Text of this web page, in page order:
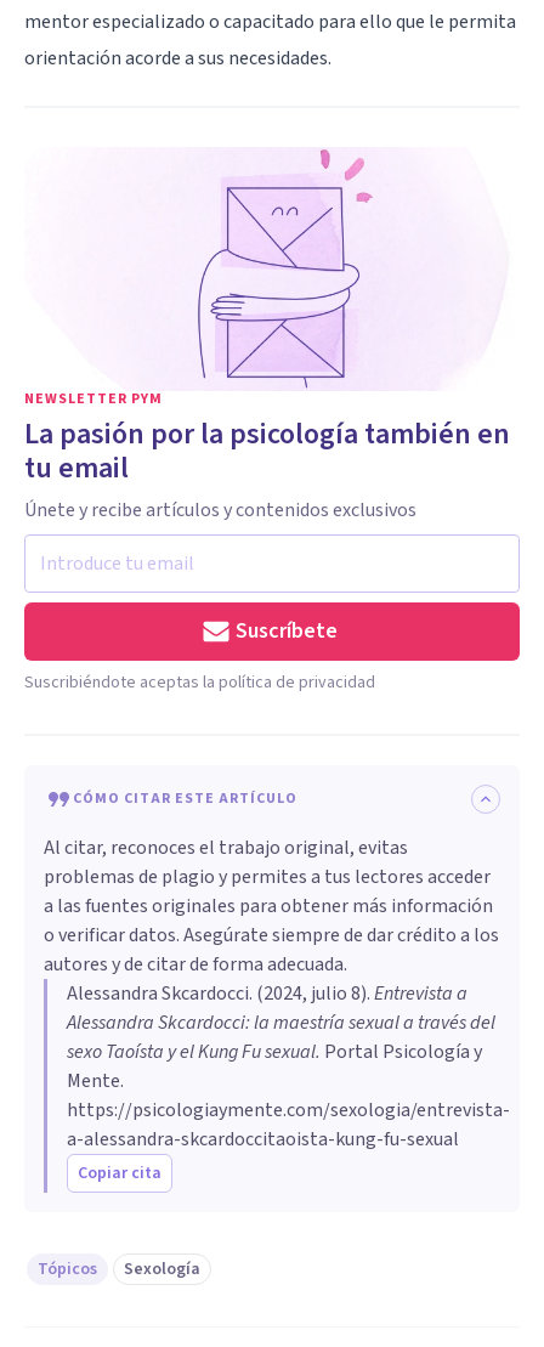
mentor especializado o capacitado para ello que le permita
orientación acorde a sus necesidades.
NEWSLETTER PYM
La pasión por la psicología también en
tu email
Únete y recibe artículos y contenidos exclusivos
Suscríbete
Suscribiéndote aceptas la política de privacidad
CÓMO CITAR ESTE ARTÍCULO
Al citar, reconoces el trabajo original, evitas
problemas de plagio y permites a tus lectores acceder
a las fuentes originales para obtener más información
o verificar datos. Asegúrate siempre de dar crédito a los
autores y de citar de forma adecuada.
Alessandra Skcardocci. (2024, julio 8).Entrevista a
Alessandra Skcardocci: la maestría sexual a través del
sexo Taoísta y el Kung Fu sexual. Portal Psicología y
Mente.
https://psicologiaymente.com/sexologia/entrevista-
a-alessandra-skcardoccitaoista-kung-fu-sexual
Copiar cita
Tópicos Sexología